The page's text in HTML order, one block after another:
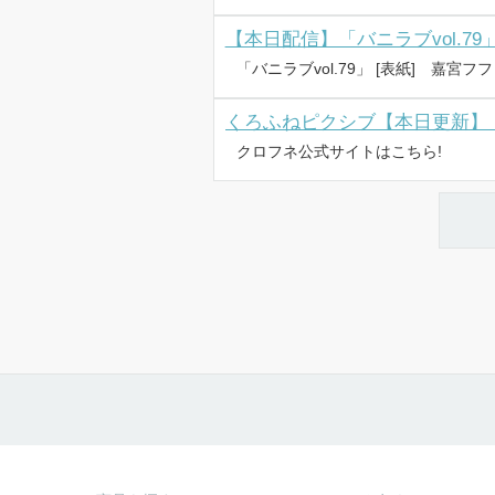
【本日配信】「バニラブvol.79
クロフネ公式サイトはこちら!